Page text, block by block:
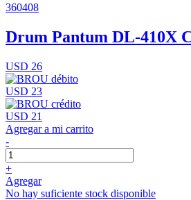
360408
Drum Pantum DL-410X
USD 26
USD 23
USD 21
Agregar a mi carrito
-
+
Agregar
No hay suficiente stock disponible